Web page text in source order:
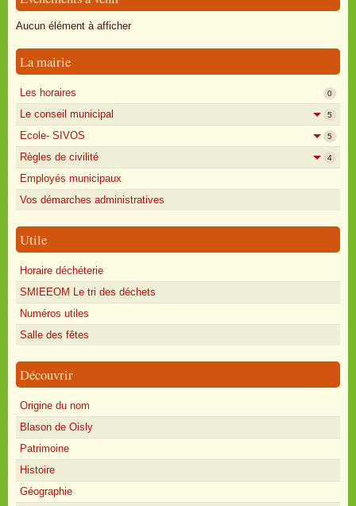
Oisly autrefois
Annonces
Aucun élément à afficher
La mairie
Les horaires 0
Le conseil municipal 5
Ecole- SIVOS 5
Règles de civilité 4
Employés municipaux
Vos démarches administratives
Utile
Horaire déchéterie
SMIEEOM Le tri des déchets
Numéros utiles
Salle des fêtes
Découvrir
Origine du nom
Blason de Oisly
Patrimoine
Histoire
Géographie